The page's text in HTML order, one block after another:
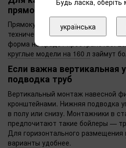
прямоугольная форма
Прямокутный корпус входит в
технической комнате или шкафу
форма не крадет пространство.
круглые модели на 160 л займут
Если важна вертикальная
подводка труб
Вертикальный монтаж навесной
кронштейнами. Нижняя подводка
в полу или снизу. Монтажники в
предпочитают такие бойлеры —
Для горизонтального размещения
варианты удобнее.
Будь ласка, оберіть
українська